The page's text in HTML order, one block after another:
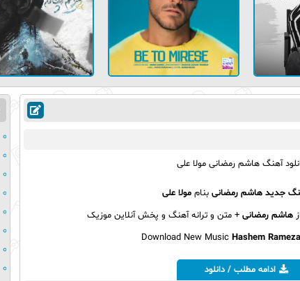
جديد هاشم رمضانی بناممولا علی
ازهاشم رمضانی + متن و ترانه آهنگ و پخش آنلاين موزيک
Download New Music Hashem
ادامه مطلب / دانلود